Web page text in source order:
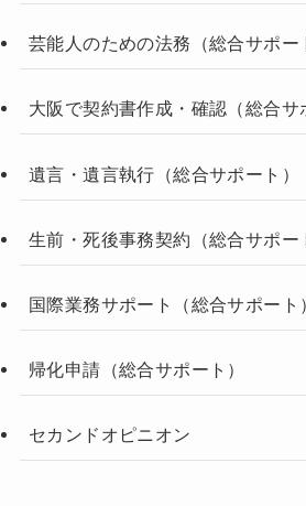
芸能人のための法務（総合サポー
大阪で契約書作成・確認（総合サ
遺言・遺言執行（総合サポート）
生前・死後事務契約（総合サポー
国際業務サポート（総合サポート
帰化申請（総合サポート）
セカンドオピニオン